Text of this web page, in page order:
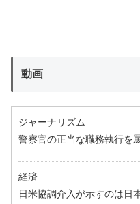
動画
ジャーナリズム
警察官の正当な職務執行を
経済
日米協調介入が示すのは日